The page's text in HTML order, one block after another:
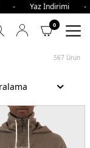
İndirimi
0
567 Ürün